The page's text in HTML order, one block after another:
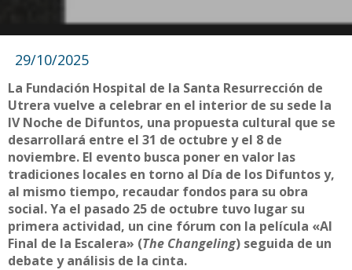
29/10/2025
La Fundación Hospital de la Santa Resurrección de
Utrera vuelve a celebrar en el interior de su sede la
IV Noche de Difuntos, una propuesta cultural que se
desarrollará entre el 31 de octubre y el 8 de
noviembre. El evento busca poner en valor las
tradiciones locales en torno al Día de los Difuntos y,
al mismo tiempo, recaudar fondos para su obra
social. Ya el pasado 25 de octubre tuvo lugar su
primera actividad, un cine fórum con la película «Al
Final de la Escalera» (The Changeling) seguida de un
debate y análisis de la cinta.